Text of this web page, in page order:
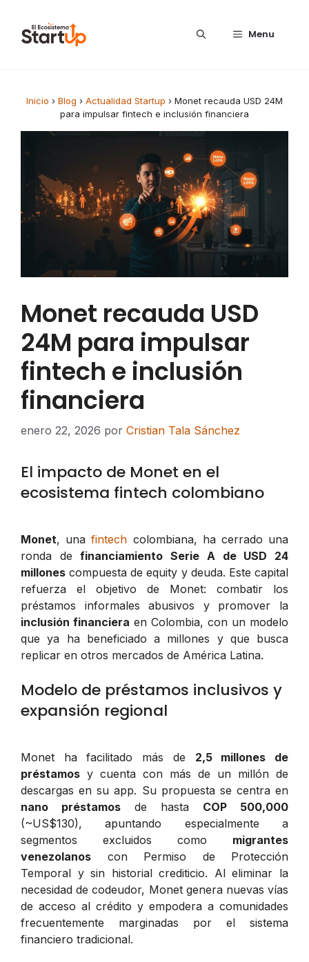
Menu
Inicio › Blog › Actualidad Startup › Monet recauda USD 24M
para impulsar fintech e inclusión financiera
Monet recauda USD
24M para impulsar
fintech e inclusión
financiera
enero 22, 2026 por Cristian Tala Sánchez
El impacto de Monet en el
ecosistema fintech colombiano
Monet, unafintech colombiana, ha cerrado una
ronda definanciamiento Serie A de USD 24
millones compuesta de equity y deuda. Este capital
refuerza el objetivo de Monet: combatir los
préstamos informales abusivos y promover la
inclusión financiera en Colombia, con un modelo
que ya ha beneficiado a millones y que busca
replicar en otros mercados de América Latina.
Modelo de préstamos inclusivos y
expansión regional
Monet ha facilitado más de 2,5 millones de
préstamos y cuenta con más de un millón de
descargas en su app. Su propuesta se centra en
nano préstamos de hasta COP 500,000
(~US$130), apuntando especialmente a
segmentos excluidos como migrantes
venezolanos con Permiso de Protección
Temporal y sin historial crediticio. Al eliminar la
necesidad de codeudor, Monet genera nuevas vías
de acceso al crédito y empodera a comunidades
frecuentemente marginadas por el sistema
financiero tradicional.